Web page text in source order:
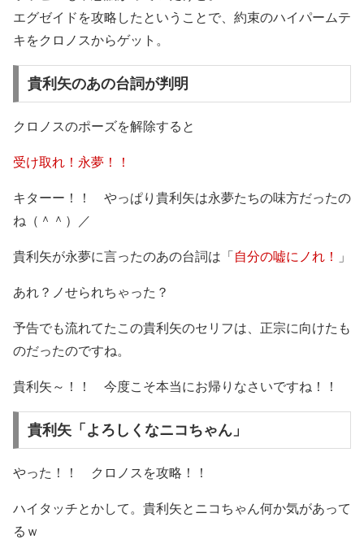
エグゼイドを攻略したということで、約束のハイパームテ
キをクロノスからゲット。
貴利矢のあの台詞が判明
クロノスのポーズを解除すると
受け取れ！永夢！！
キターー！！ やっぱり貴利矢は永夢たちの味方だったの
ね（＾＾）／
貴利矢が永夢に言ったのあの台詞は「 自分の嘘にノれ！ 」
あれ？ノせられちゃった？
予告でも流れてたこの貴利矢のセリフは、正宗に向けたも
のだったのですね。
貴利矢～！！ 今度こそ本当にお帰りなさいですね！！
貴利矢「よろしくなニコちゃん」
やった！！ クロノスを攻略！！
ハイタッチとかして。貴利矢とニコちゃん何か気があって
るｗ